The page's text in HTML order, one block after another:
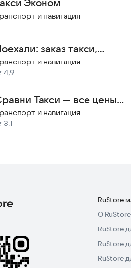
приложения — это
уже сегодня и
а от реального диалога
Эконом
и навигация
заказ такси,
и навигация
4,9
Такси — все цены
и навигация
3,1
RuStore
О RuStore
RuStore
RuStore
RuStore